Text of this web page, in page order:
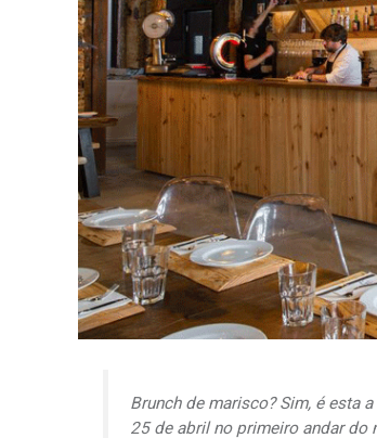
Brunch de marisco? Sim, é esta
25 de abril no primeiro andar do